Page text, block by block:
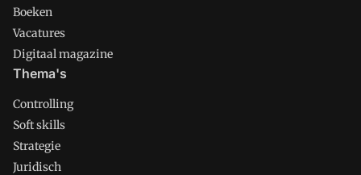
Boeken
Vacatures
Digitaal magazine
Thema's
Controlling
Soft skills
Strategie
Juridisch